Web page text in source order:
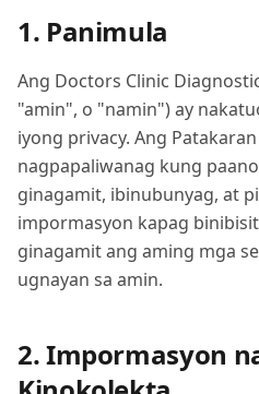
1. Panimula
Ang Doctors Clinic
"amin", o "namin") ay
iyong privacy. Ang
nagpapaliwanag kung
ginagamit, ibinubunyag, at
impormasyon kapag
ginagamit ang aming mga
ugnayan sa amin.
2. Impormasyon